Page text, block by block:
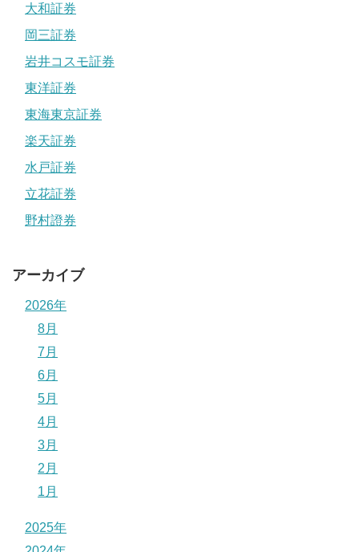
大和証券
岡三証券
岩井コスモ証券
東洋証券
東海東京証券
楽天証券
水戸証券
立花証券
野村證券
アーカイブ
2026年
8月
7月
6月
5月
4月
3月
2月
1月
2025年